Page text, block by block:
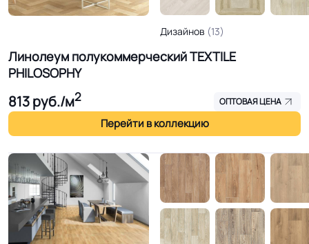
Линолеум полукоммерческий TEXTILE
PHILOSOPHY
813руб./м2 ОПТОВАЯ ЦЕНА
Перейти в коллекцию
Дизайнов (13)